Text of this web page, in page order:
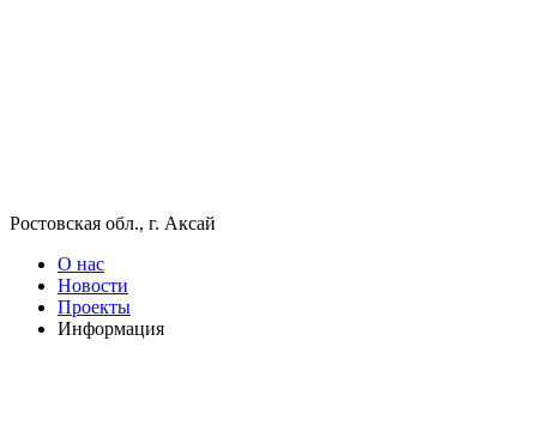
Ростовская обл., г. Аксай
О нас
Новости
Проекты
Информация